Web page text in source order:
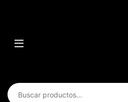
Buscar por: